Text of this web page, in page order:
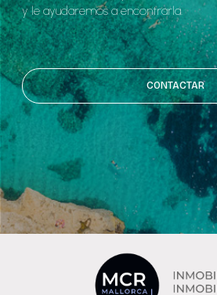
y le ayudaremos a encontrarla.
CONTACTAR